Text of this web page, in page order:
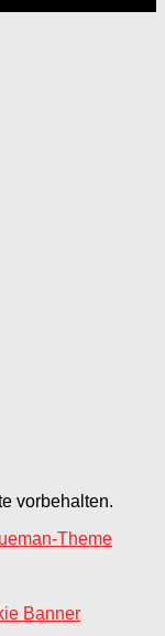
vorbehalten.
Theme
Banner